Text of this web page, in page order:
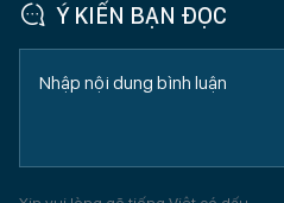
Ý KIẾN BẠN ĐỌC